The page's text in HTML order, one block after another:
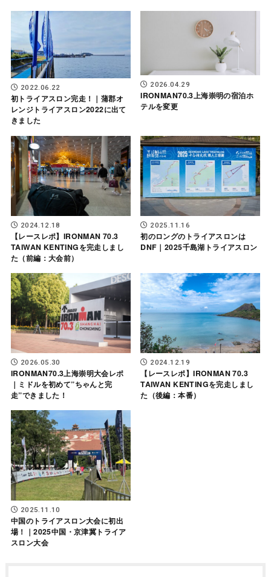
2022.06.22
初トライアスロン完走！｜蒲郡オ
レンジトライアスロン2022に出て
きました
2026.04.29
IRONMAN70.3上海崇明の宿泊ホ
テルを変更
2024.12.18
【レースレポ】IRONMAN 70.3
TAIWAN KENTINGを完走しまし
た（前編：大会前）
2025.11.16
初のロングのトライアスロンは
DNF｜2025千島湖トライアスロン
2026.05.30
IRONMAN70.3上海崇明大会レポ
｜ミドルを初めて”ちゃんと完
走”できました！
2024.12.19
【レースレポ】IRONMAN 70.3
TAIWAN KENTINGを完走しまし
た（後編：本番）
2025.11.10
中国のトライアスロン大会に初出
場！｜2025中国・京津冀トライア
スロン大会